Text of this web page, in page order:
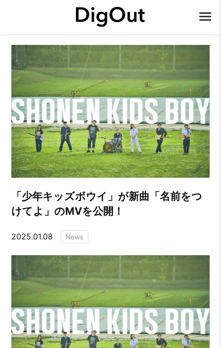
「少年キッズボウイ」が新曲「名前をつ
けてよ」のMVを公開！
2025.01.08 News